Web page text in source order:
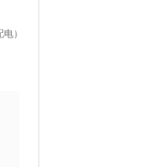
）